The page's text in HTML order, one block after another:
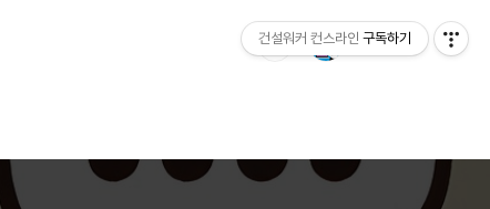
건설워커 컨스라인 구독하기